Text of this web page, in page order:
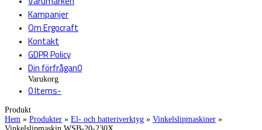
Kampanjer
Om Ergocraft
Kontakt
GDPR Policy
Din förfrågan0
Varukorg
0 Items-
Produkt
Hem » Produkter » El- och batteriverktyg » Vinkelslipmaskiner »